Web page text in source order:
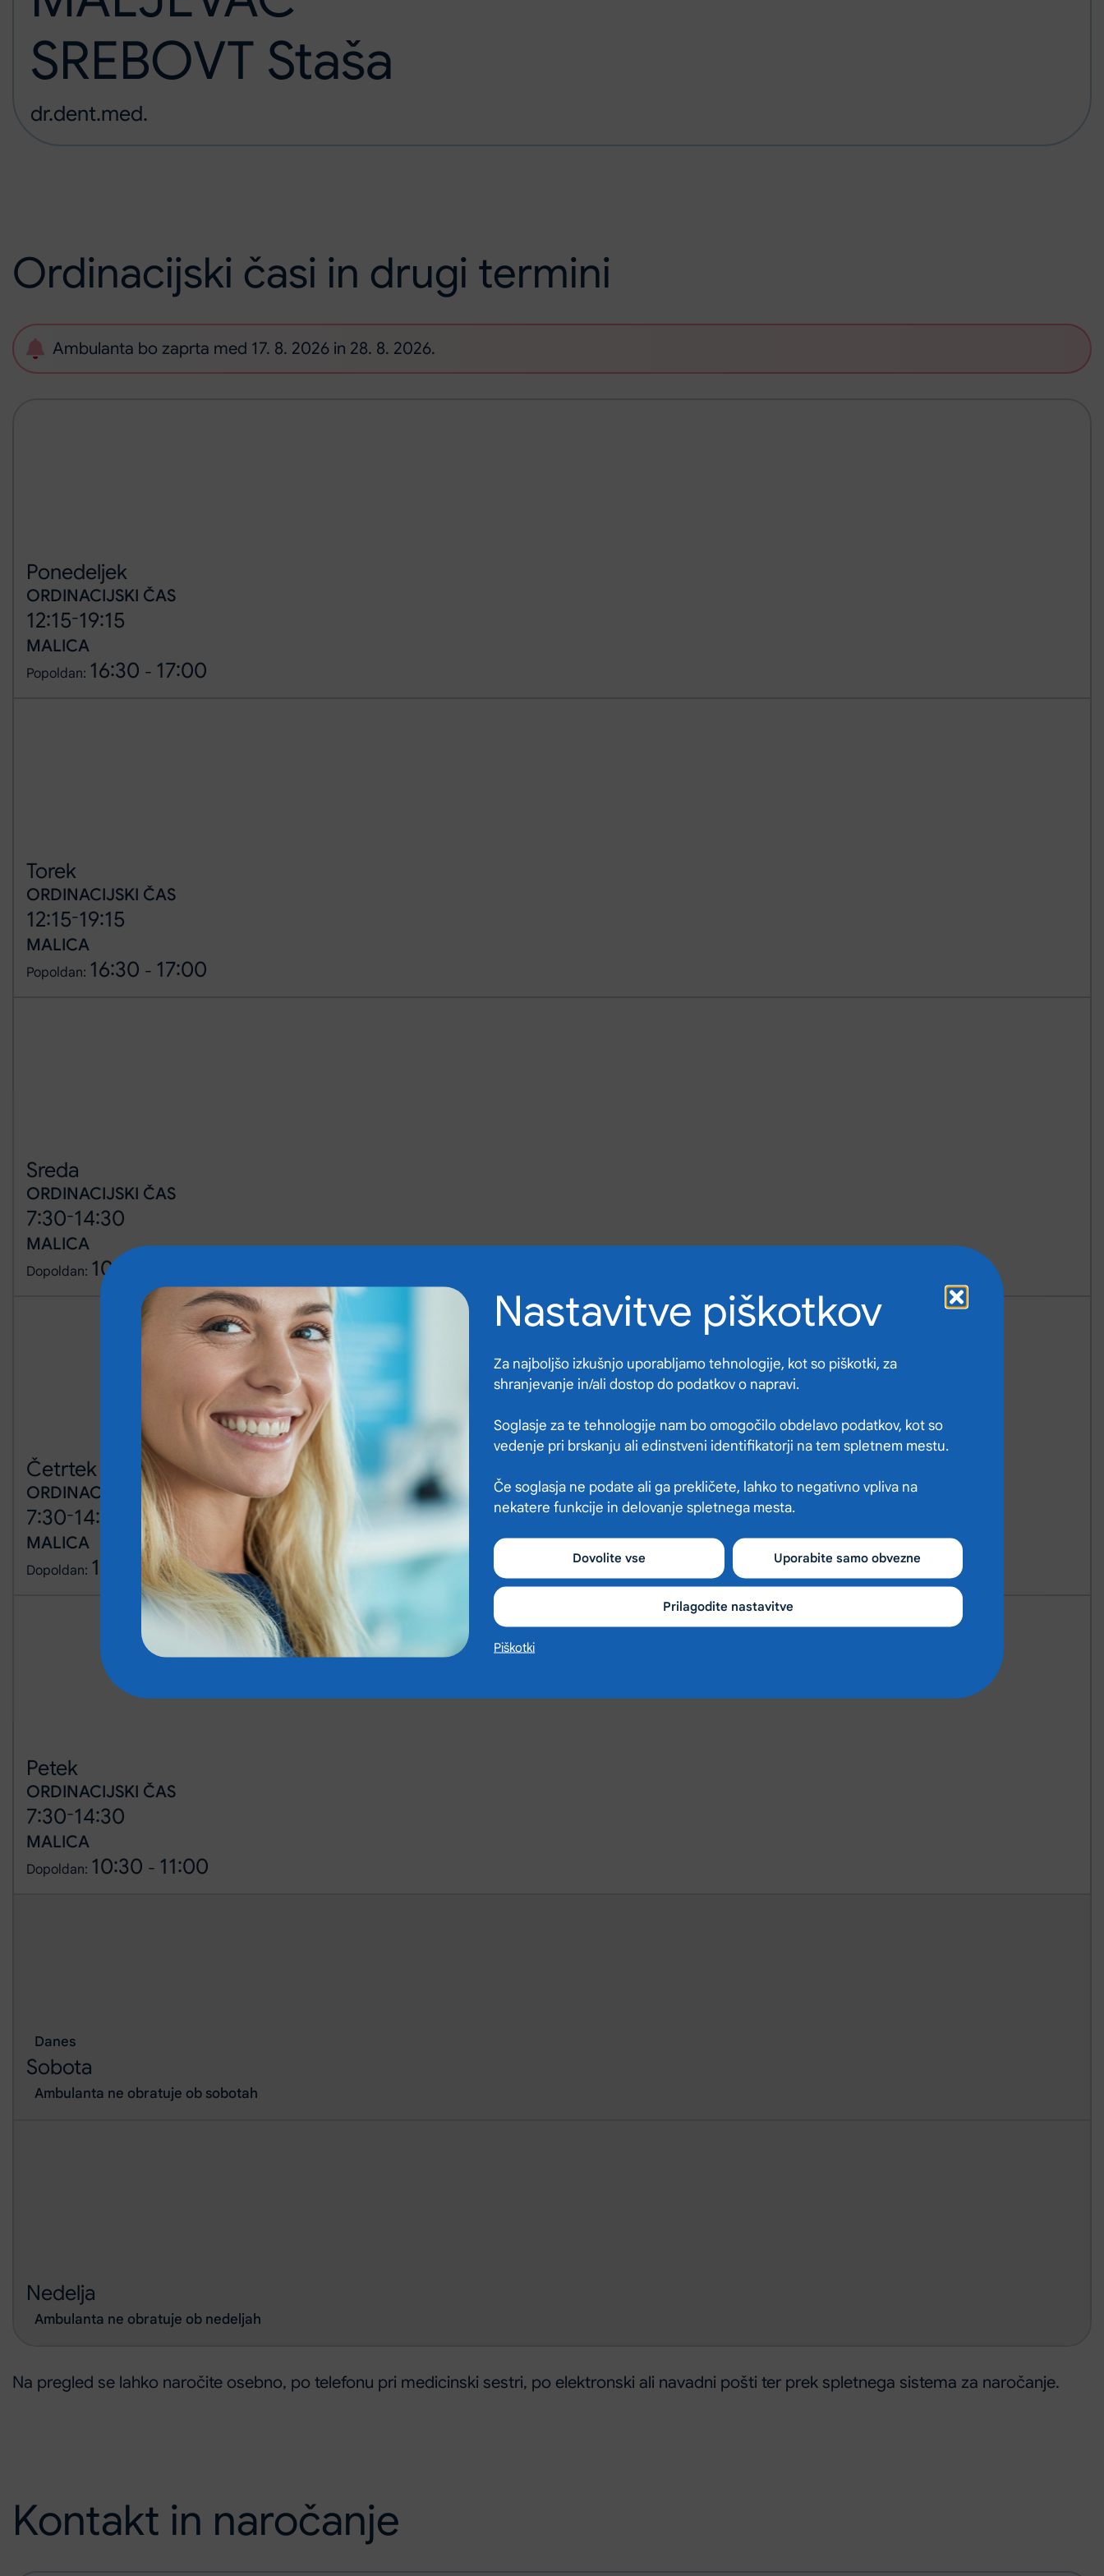
Nastavitve piškotkov
Za najboljšo izkušnjo uporabljamo tehnologije, kot so piškotki, za
shranjevanje in/ali dostop do podatkov o napravi.
Soglasje za te tehnologije nam bo omogočilo obdelavo podatkov, kot so
vedenje pri brskanju ali edinstveni identifikatorji na tem spletnem mestu.
Če soglasja ne podate ali ga prekličete, lahko to negativno vpliva na
nekatere funkcije in delovanje spletnega mesta.
Dovolite vse Uporabite samo obvezne
Prilagodite nastavitve
Piškotki
SREBOVT Staša
dr.dent.med.
Ordinacijski časi in drugi termini
Ambulanta bo zaprta med 17. 8. 2026 in 28. 8. 2026.
Ponedeljek
ORDINACIJSKI ČAS
12:15-19:15
MALICA
Popoldan: 16:30 - 17:00
Torek
ORDINACIJSKI ČAS
12:15-19:15
MALICA
Popoldan: 16:30 - 17:00
Sreda
ORDINACIJSKI ČAS
7:30-14:30
MALICA
Dopoldan: 10:30
Četrtek
ORDINACIJSKI ČAS
7:30-14:30
MALICA
Dopoldan: 10:30-11:00
Petek
ORDINACIJSKI ČAS
7:30-14:30
MALICA
Dopoldan: 10:30 - 11:00
Sobota
Danes
Ambulanta ne obratuje ob sobotah
Nedelja
Ambulanta ne obratuje ob nedeljah
Na pregled se lahko naročite osebno, po telefonu pri medicinski sestri, po elektronski ali navadni pošti ter prek spletnega sistema za naročanje.
Kontakt in naročanje